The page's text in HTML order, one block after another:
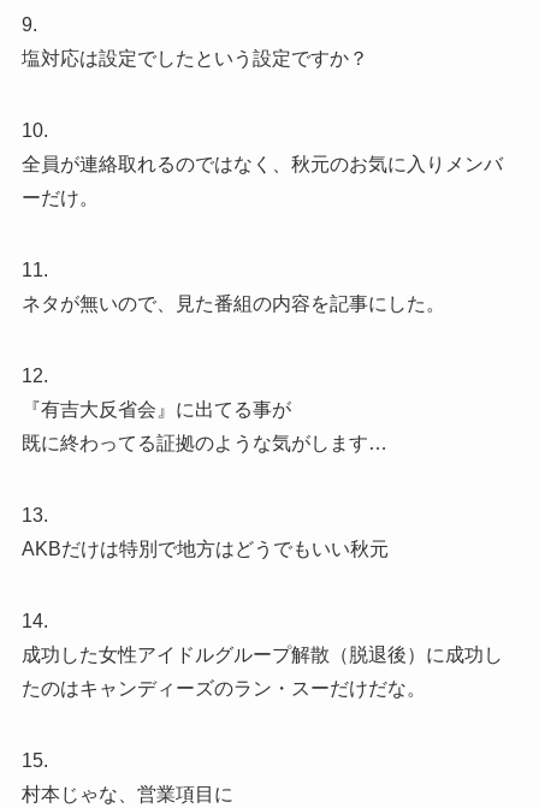
9.
塩対応は設定でしたという設定ですか？
10.
全員が連絡取れるのではなく、秋元のお気に入りメンバ
ーだけ。
11.
ネタが無いので、見た番組の内容を記事にした。
12.
『有吉大反省会』に出てる事が
既に終わってる証拠のような気がします…
13.
AKBだけは特別で地方はどうでもいい秋元
14.
成功した女性アイドルグループ解散（脱退後）に成功し
たのはキャンディーズのラン・スーだけだな。
15.
村本じゃな、営業項目に